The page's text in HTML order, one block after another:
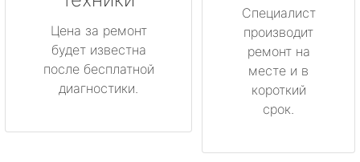
Цена за ремонт
будет известна
после бесплатной
диагностики.
Специалист
производит
ремонт на
месте и в
короткий
срок.